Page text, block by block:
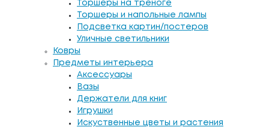
Торшеры на треноге
Торшеры и напольные лампы
Подсветка картин/постеров
Уличные светильники
Ковры
Предметы интерьера
Аксессуары
Вазы
Держатели для книг
Игрушки
Искуственные цветы и растения